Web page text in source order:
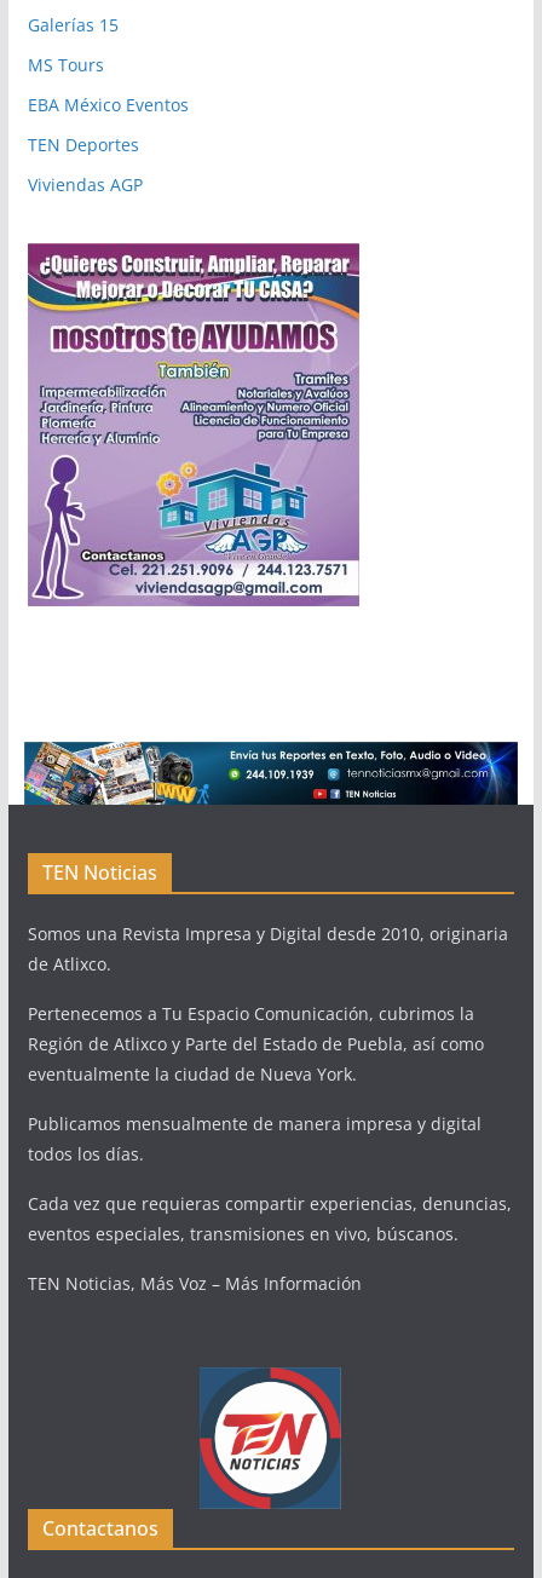
Galerías 15
MS Tours
EBA México Eventos
TEN Deportes
Viviendas AGP
TEN Noticias
Somos una Revista Impresa y Digital desde 2010, originaria
de Atlixco.
Pertenecemos a Tu Espacio Comunicación, cubrimos la
Región de Atlixco y Parte del Estado de Puebla, así como
eventualmente la ciudad de Nueva York.
Publicamos mensualmente de manera impresa y digital
todos los días.
Cada vez que requieras compartir experiencias, denuncias,
eventos especiales, transmisiones en vivo, búscanos.
TEN Noticias, Más Voz – Más Información
Contactanos